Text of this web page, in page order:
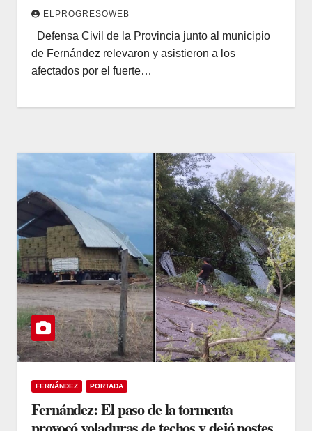
ELPROGRESOWEB
Defensa Civil de la Provincia junto al municipio
de Fernández relevaron y asistieron a los
afectados por el fuerte…
FERNÁNDEZ PORTADA
Fernández: El paso de la tormenta